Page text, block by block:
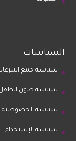
السياسات
سياسة جمع
سياسة صون
سياسة الخصوصية
سياسة الإستخدام